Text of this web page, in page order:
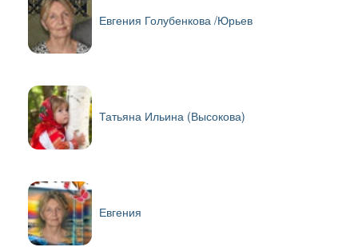
Евгения Голубенкова /Юрьев
Татьяна Ильина (Высокова)
Евгения